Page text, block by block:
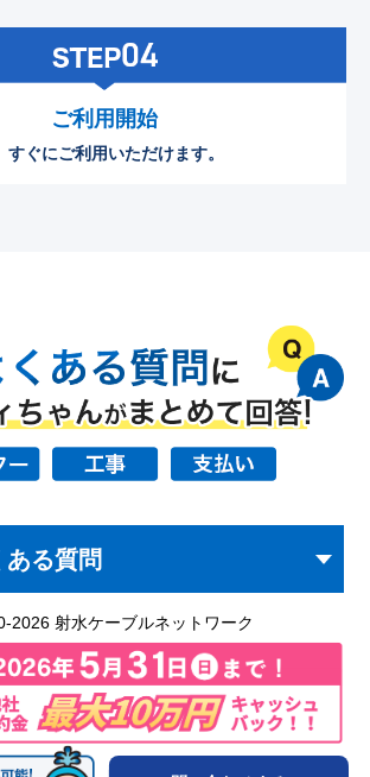
ご利用開始
すぐにご利用いただけます。
ある質問
2026 射水ケーブルネットワーク